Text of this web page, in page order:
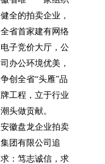
健全的拍卖企业，
全省首家建有网络
电子竞价大厅，公
司办公环境优美，
争创全省“头雁”品
牌工程，立于行业
潮头做贡献。
安徽盘龙企业拍卖
集团有限公司追
求：笃志诚信，求